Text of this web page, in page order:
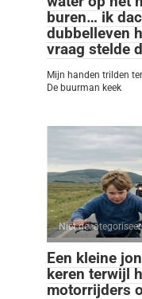
buren… ik
dubbelleven
vraag stelde
Mijn handen trilden
De buurman keek
Niet
Een kleine
keren terwijl
motorrijders